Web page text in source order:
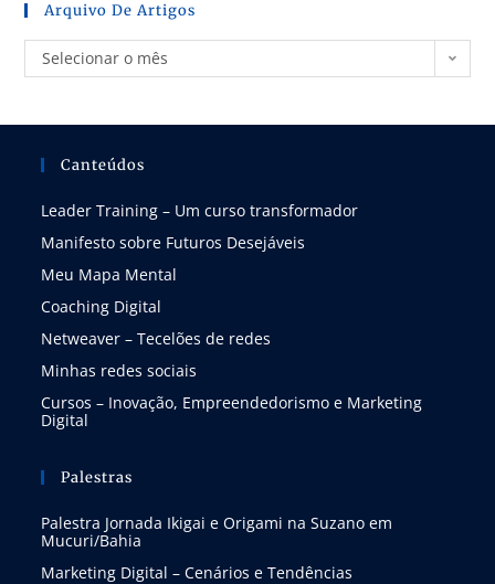
Arquivo De Artigos
Selecionar o mês
Canteúdos
Leader Training – Um curso transformador
Manifesto sobre Futuros Desejáveis
Meu Mapa Mental
Coaching Digital
Netweaver – Tecelões de redes
Minhas redes sociais
Cursos – Inovação, Empreendedorismo e Marketing
Digital
Palestras
Palestra Jornada Ikigai e Origami na Suzano em
Mucuri/Bahia
Marketing Digital – Cenários e Tendências